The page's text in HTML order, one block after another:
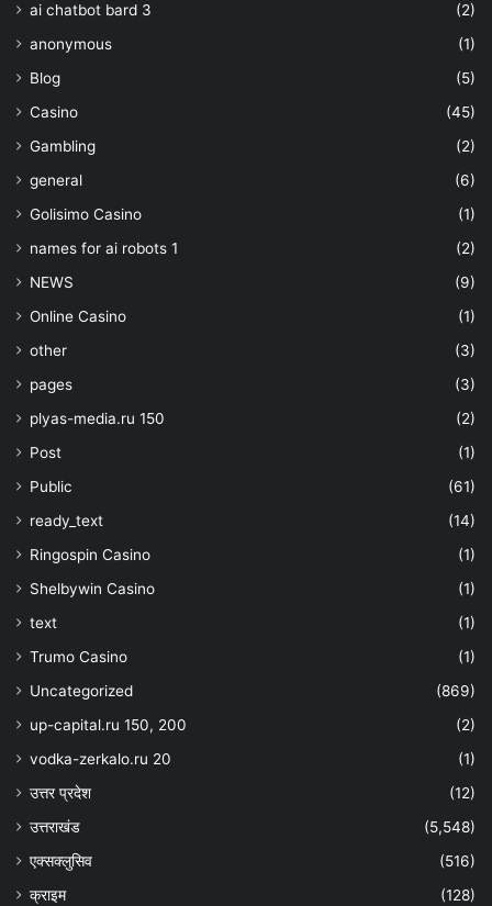
ai chatbot bard 3
(2)
anonymous
(1)
Blog
(5)
Casino
(45)
Gambling
(2)
general
(6)
Golisimo Casino
(1)
names for ai robots 1
(2)
NEWS
(9)
Online Casino
(1)
other
(3)
pages
(3)
plyas-media.ru 150
(2)
Post
(1)
Public
(61)
ready_text
(14)
Ringospin Casino
(1)
Shelbywin Casino
(1)
text
(1)
Trumo Casino
(1)
Uncategorized
(869)
up-capital.ru 150, 200
(2)
vodka-zerkalo.ru 20
(1)
उत्तर प्रदेश
(12)
उत्तराखंड
(5,548)
एक्सक्लुसिव
(516)
क्राइम
(128)